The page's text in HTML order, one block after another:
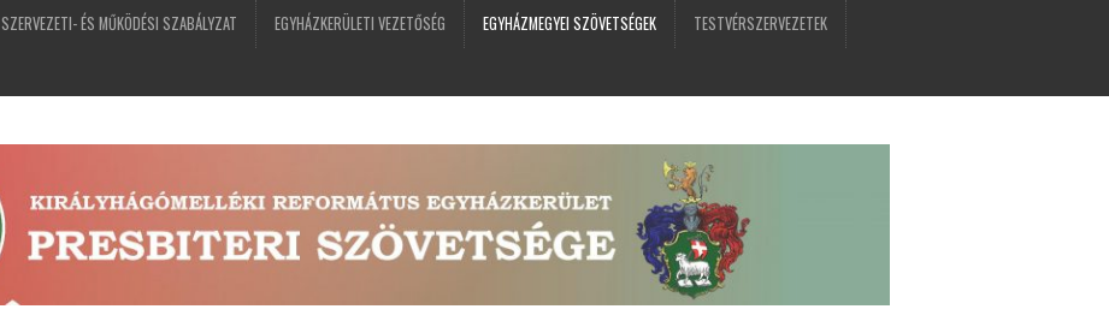
SZERVEZETI- ÉS MŰKÖDÉSI SZABÁLYZAT EGYHÁZKERÜLETI VEZETŐSÉG EGYHÁZMEGYEI SZÖVETSÉGEK TESTVÉRSZERVEZETEK